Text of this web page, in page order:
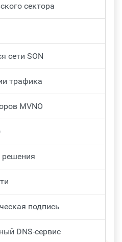
сектора
сети SON
трафика
MVNO
подпись
DNS-сервис